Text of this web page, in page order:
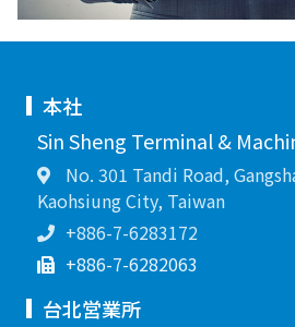
本社
Sin Sheng Terminal &
No. 301 Tandi Road,
Kaohsiung City, Taiwan
+886-7-6283172
+886-7-6282063
台北営業所